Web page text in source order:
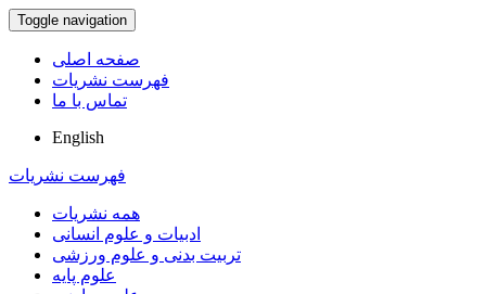
Toggle navigation
صفحه اصلی
فهرست نشریات
تماس با ما
English
فهرست نشریات
همه نشریات
ادبیات و علوم انسانی
تربیت بدنی و علوم ورزشی
علوم پایه